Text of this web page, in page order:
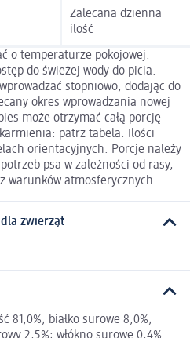
Zalecana dzienna
ilość
o temperaturze pokojowej.
do świeżej wody do picia.
stopniowo, dodając do
okres wprowadzania nowej
może otrzymać całą porcję
patrz tabela. Ilości
orientacyjnych. Porcje należy
psa w zależności od rasy,
warunków atmosferycznych.
zwierząt
81,0%; białko surowe 8,0%;
2,5%; włókno surowe 0,4%.